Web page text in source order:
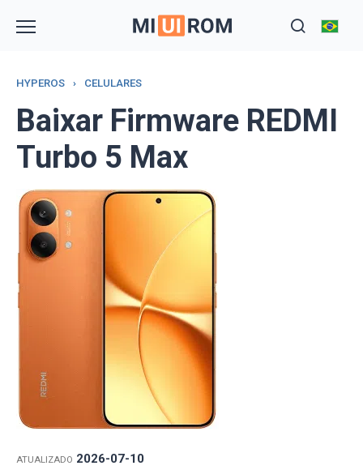
HYPEROS › CELULARES
Baixar Firmware REDMI
Turbo 5 Max
ATUALIZADO 2026-07-10